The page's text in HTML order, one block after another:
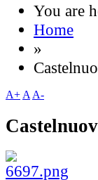
You are
Home
»
A+ A A-